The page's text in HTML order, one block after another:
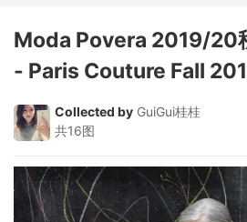
Moda Povera 2019/20
- Paris Couture Fall
Collected by GuiGui桂桂
共16图